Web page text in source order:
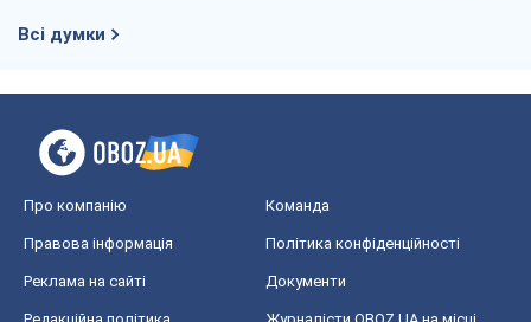
Всі думки
Про компанію Команда
Правова інформація Політика конфіденційності
Реклама на сайті Документи